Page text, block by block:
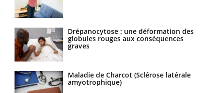
Drépanocytose : une déformation des
globules rouges aux conséquences
graves
Maladie de Charcot (Sclérose latérale
amyotrophique)